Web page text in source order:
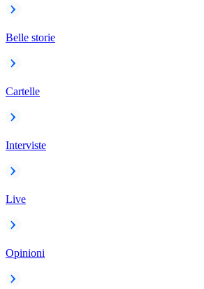
Belle storie
Cartelle
Interviste
Live
Opinioni